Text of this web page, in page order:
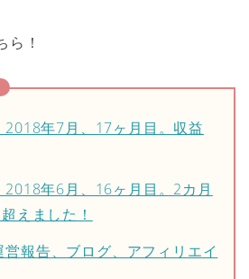
ら！
2018年7月、17ヶ月目。収益
2018年6月、16ヶ月目。2カ月
えました！
営報告、ブログ、アフィリエイ